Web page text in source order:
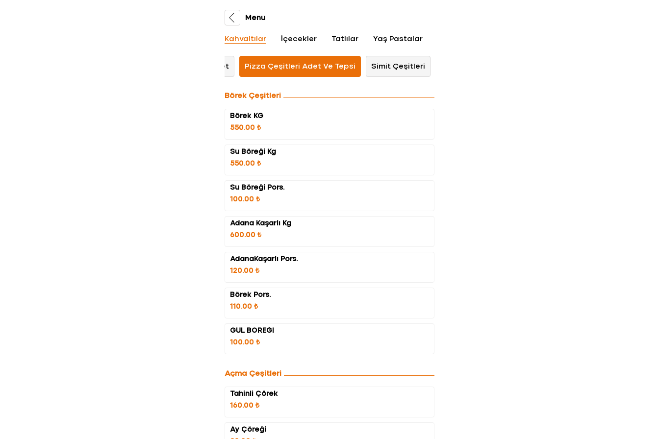
Menu
Kahvaltılar İçecekler Tatlılar Yaş Pastalar
Poğaca Çeşitleri Adet Pizza Çeşitleri Adet Ve Tepsi Simit Çeşitleri
Börek Çeşitleri
Börek KG
550.00 ₺
Su Böreği Kg
550.00 ₺
Su Böreği Pors.
100.00 ₺
Adana Kaşarlı Kg
600.00 ₺
AdanaKaşarlı Pors.
120.00 ₺
Börek Pors.
110.00 ₺
GÜL BÖREĞİ
100.00 ₺
Açma Çeşitleri
Tahinli Çörek
160.00 ₺
Ay Çöreği